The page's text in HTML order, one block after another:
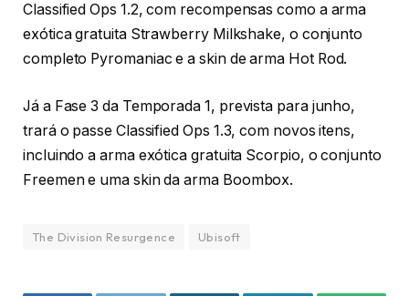
Classified Ops 1.2, com recompensas como a arma
exótica gratuita Strawberry Milkshake, o conjunto
completo Pyromaniac e a skin de arma Hot Rod.
Já a Fase 3 da Temporada 1, prevista para junho,
trará o passe Classified Ops 1.3, com novos itens,
incluindo a arma exótica gratuita Scorpio, o conjunto
Freemen e uma skin da arma Boombox.
The Division Resurgence Ubisoft